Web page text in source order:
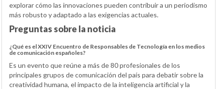
explorar cómo las innovaciones pueden contribuir a un periodismo
más robusto y adaptado a las exigencias actuales.
Preguntas sobre la noticia
¿Qué es el XXIV Encuentro de Responsables de Tecnología en los medios
de comunicación españoles?
Es un evento que reúne a más de 80 profesionales de los
principales grupos de comunicación del país para debatir sobre la
creatividad humana, el impacto de la inteligencia artificial y la